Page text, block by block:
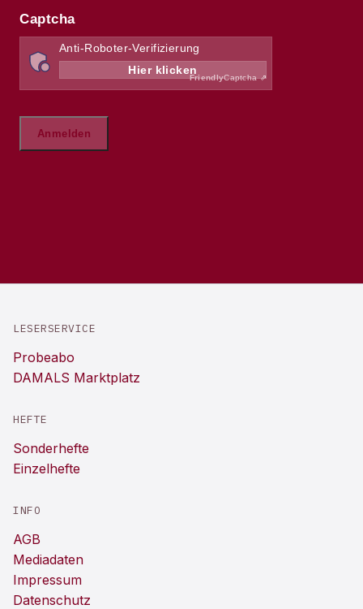
LESERSERVICE
Probeabo
DAMALS Marktplatz
HEFTE
Sonderhefte
Einzelhefte
INFO
AGB
Mediadaten
Impressum
Datenschutz